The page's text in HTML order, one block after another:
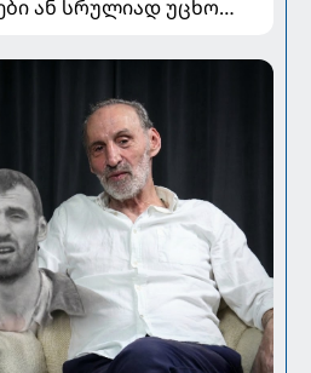
ან სრულიად უცხო
- რას წერს მარი ნაკანი